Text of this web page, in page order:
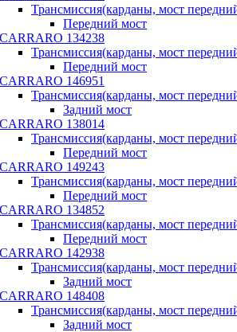
Трансмиссия(карданы, мост
Передний мост
CARRARO 134238
Трансмиссия(карданы, мост
Передний мост
CARRARO 146951
Трансмиссия(карданы, мост
Задний мост
CARRARO 138014
Трансмиссия(карданы, мост
Передний мост
CARRARO 149243
Трансмиссия(карданы, мост
Передний мост
CARRARO 134852
Трансмиссия(карданы, мост
Передний мост
CARRARO 142938
Трансмиссия(карданы, мост
Задний мост
CARRARO 148408
Трансмиссия(карданы, мост
Задний мост